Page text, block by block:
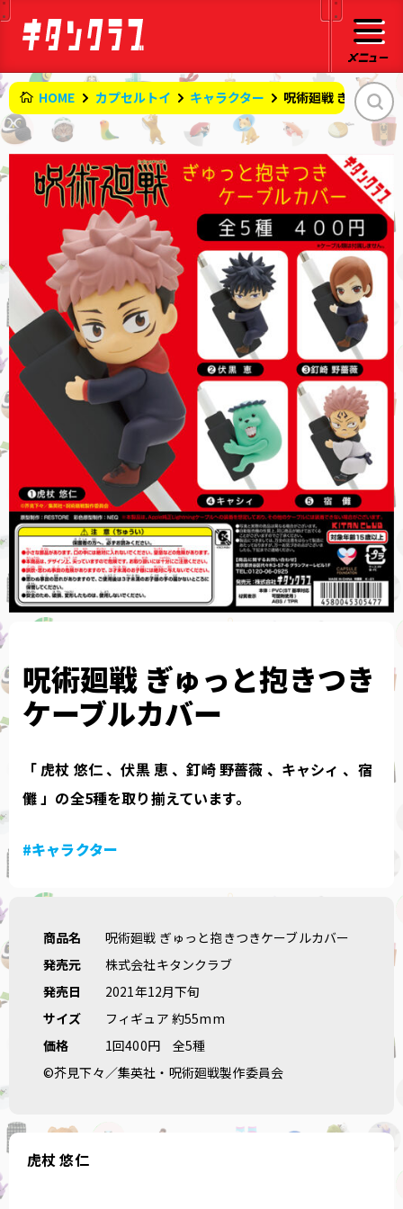
HOME カプセルトイ キャラクター 呪術廻戦 ぎゅっと
呪術廻戦 ぎゅっと抱きつき
ケーブルカバー
「 虎杖 悠仁 、伏黒 恵 、釘崎 野薔薇 、キャシィ 、宿
儺 」の全5種を取り揃えています。
#キャラクター
商品名
呪術廻戦 ぎゅっと抱きつきケーブルカバー
発売元
株式会社キタンクラブ
発売日
2021年12月下旬
サイズ
フィギュア 約55mm
価格
1回400円
全5種
©芥見下々／集英社・呪術廻戦製作委員会
虎杖 悠仁